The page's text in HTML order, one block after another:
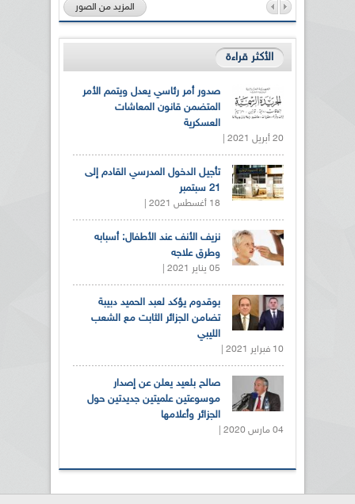
المزيد من الصور
الأكثر قراءة
صدور أمر رئاسي يعدل ويتمم الأمر
المتضمن قانون المعاشات
العسكرية
20 أبريل 2021 |
تأجيل الدخول المدرسي القادم إلى
21 سبتمبر
18 أغسطس 2021 |
نزيف الأنف عند الأطفال: أسبابه
وطرق علاجه
05 يناير 2021 |
بوقدوم يؤكد لعبد الحميد دبيبة
تضامن الجزائر الثابت مع الشعب
الليبي
10 فبراير 2021 |
صالح بلعيد يعلن عن إصدار
موسوعتين علميتين جديدتين حول
الجزائر وأعلامها
04 مارس 2020 |